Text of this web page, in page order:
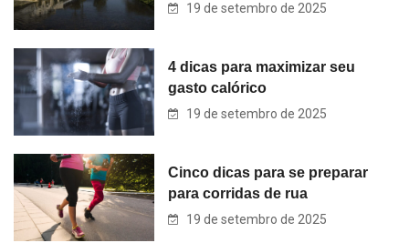
19 de setembro de 2025
4 dicas para maximizar seu
gasto calórico
19 de setembro de 2025
Cinco dicas para se preparar
para corridas de rua
19 de setembro de 2025